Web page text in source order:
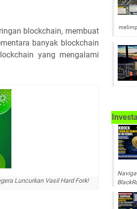
blockchain, membuat
banyak blockchain
yang mengalami
Luncurkan Vasil Hard Fork!